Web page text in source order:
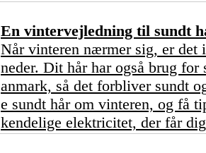
En vintervejledning til sundt
Når vinteren nærmer sig, er det
neder. Dit hår har også brug
anmark, så det forbliver sundt
e sundt hår om vinteren, og få
kendelige elektricitet, der får